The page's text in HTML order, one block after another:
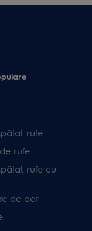
rufe
rufe
rufe cu
de aer